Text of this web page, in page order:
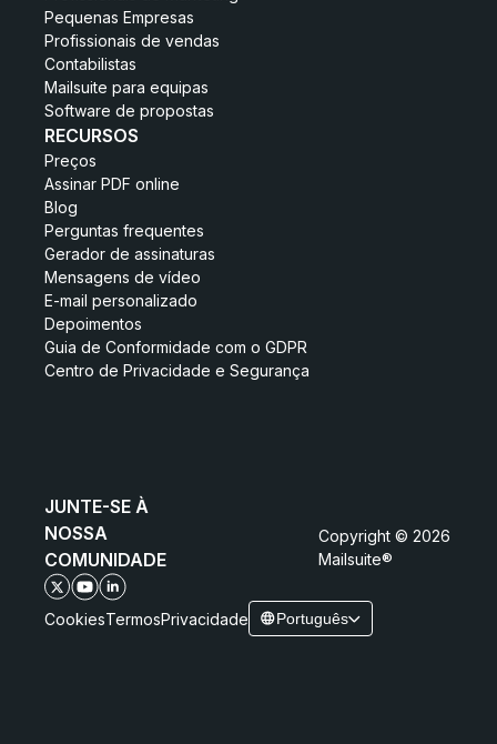
Pequenas Empresas
Profissionais de vendas
Contabilistas
Mailsuite para equipas
Software de propostas
RECURSOS
Preços
Assinar PDF online
Blog
Perguntas frequentes
Gerador de assinaturas
Mensagens de vídeo
E-mail personalizado
Depoimentos
Guia de Conformidade com o GDPR
Centro de Privacidade e Segurança
JUNTE-SE À
NOSSA
COMUNIDADE
Copyright © 2026
Mailsuite®
CookiesTermosPrivacidade Português